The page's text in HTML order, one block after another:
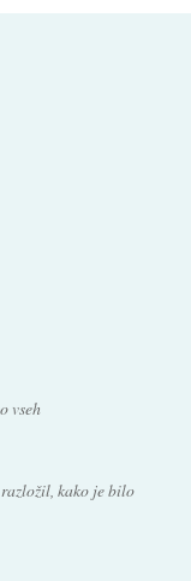
vseh
kako je bilo